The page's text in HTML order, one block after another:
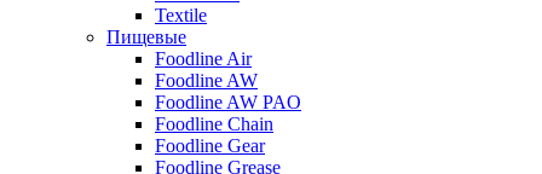
Textile
Пищевые
Foodline Air
Foodline AW
Foodline AW PAO
Foodline Chain
Foodline Gear
Foodline Grease